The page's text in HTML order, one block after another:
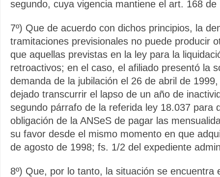
segundo, cuya vigencia mantiene el art. 168 de
7º) Que de acuerdo con dichos principios, la
tramitaciones previsionales no puede producir
que aquellas previstas en la ley para la
retroactivos; en el caso, el afiliado presentó la
demanda de la jubilación el 26 de abril de
dejado transcurrir el lapso de un año de
segundo párrafo de la referida ley 18.037 para
obligación de la ANSeS de pagar las
su favor desde el mismo momento en que
de agosto de 1998; fs. 1/2 del expediente
8º) Que, por lo tanto, la situación se encuentra